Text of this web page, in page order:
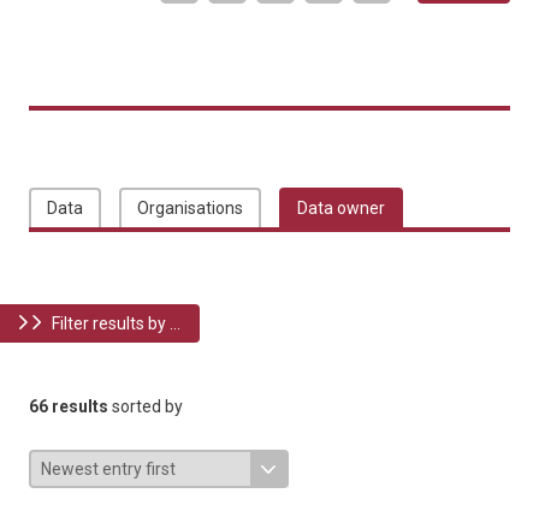
Data Organisations Data owner
Filter results by ...
66 results sorted by